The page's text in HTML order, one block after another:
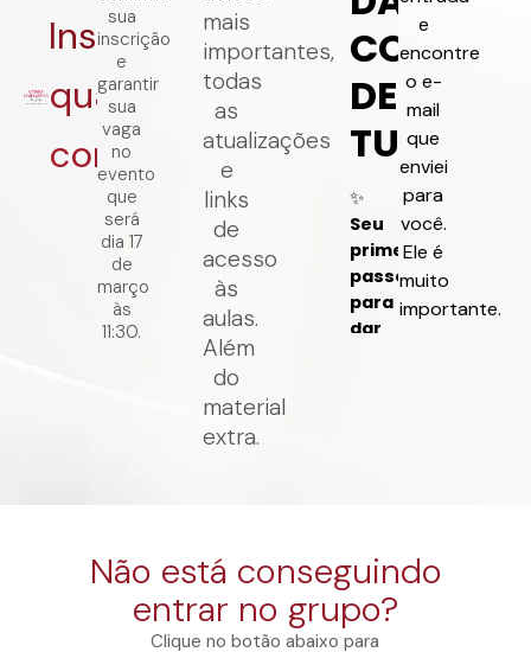
Inscrição
quase
concluída
sua
inscrição
e
garantir
sua
vaga
no
evento
que
será
dia 17
de
março
às
11:30.
mais
importantes,
todas
as
atualizações
e
links
de
acesso
às
aulas.
Além
do
material
extra.
e
encontre
o e-
mail
que
enviei
para
você.
Ele é
muito
importante.
Não está conseguindo
entrar no grupo?
Clique no botão abaixo para